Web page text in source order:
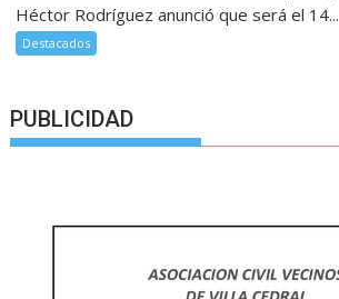
Héctor Rodríguez anunció que será el 14...
Destacados
PUBLICIDAD